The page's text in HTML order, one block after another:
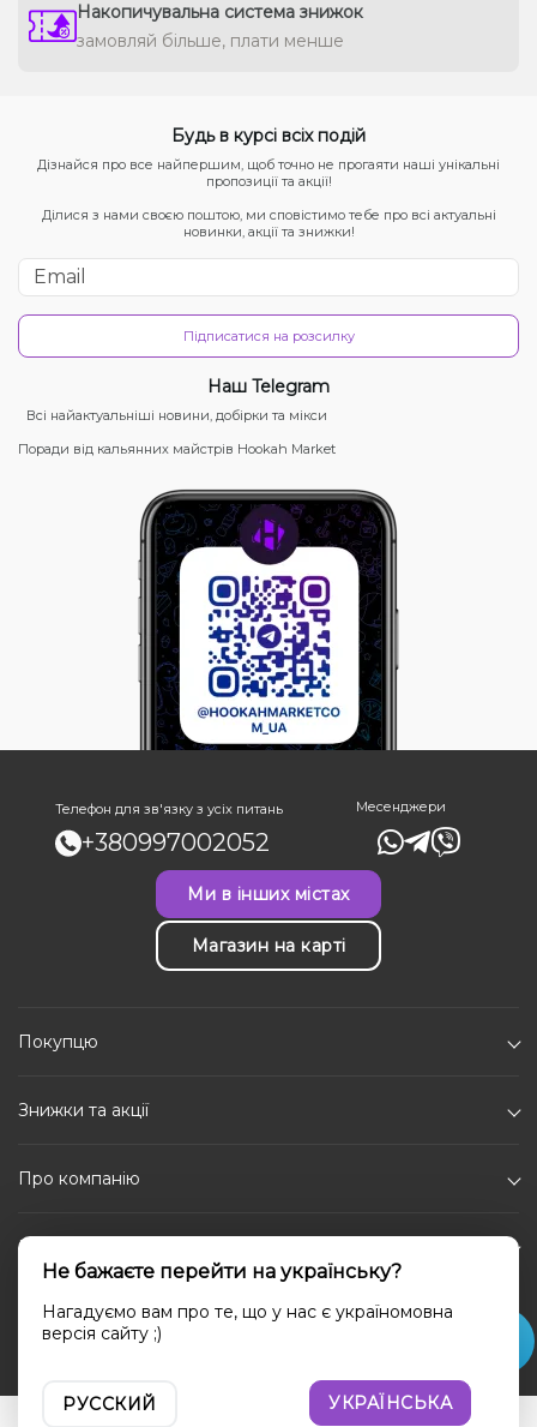
Накопичувальна система знижок
замовляй більше, плати менше
Будь в курсі всіх подій
Дізнайся про все найпершим, щоб точно не прогаяти наші унікальні
пропозиції та акції!
Ділися з нами своєю поштою, ми сповістимо тебе про всі актуальні
новинки, акції та знижки!
Підписатися на розсилку
Наш Telegram
Всі найактуальніші новини, добірки та мікси
Поради від кальянних майстрів Hookah Market
Телефон для зв'язку з усіх питань
+380997002052
Месенджери
Ми в інших містах
Магазин на карті
Покупцю
Знижки та акції
Про компанію
Каталог
Соціальні мережі
Не бажаєте перейти на українську?
Нагадуємо вам про те, що у нас є україномовна
версія сайту ;)
РУССКИЙ УКРАЇНСЬКА